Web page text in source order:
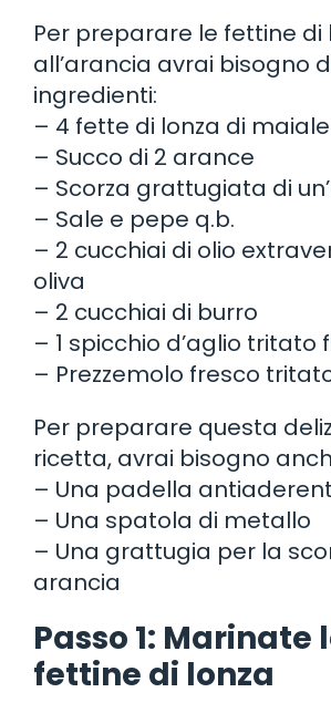
Per preparare le fettine di
all’arancia avrai bisogno
ingredienti:
– 4 fette di lonza di maiale
– Succo di 2 arance
– Scorza grattugiata di
– Sale e pepe q.b.
– 2 cucchiai di olio
oliva
– 2 cucchiai di burro
– 1 spicchio d’aglio tritato
– Prezzemolo fresco
Per preparare questa
ricetta, avrai bisogno
– Una padella
– Una spatola di metallo
– Una grattugia per la
arancia
Passo 1: Marinate
fettine di lonza